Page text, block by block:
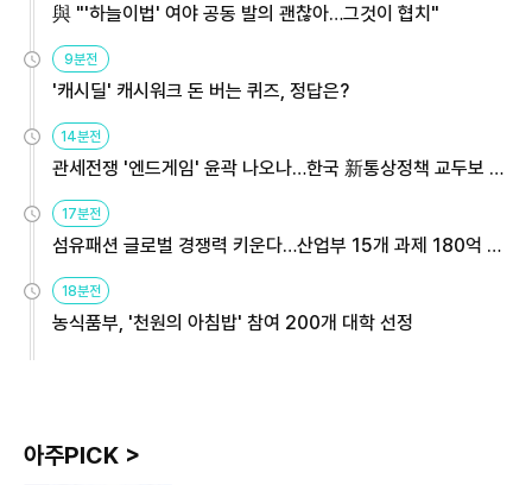
與 "'하늘이법' 여야 공동 발의 괜찮아…그것이 협치"
9분전
'캐시딜' 캐시워크 돈 버는 퀴즈, 정답은?
14분전
관세전쟁 '엔드게임' 윤곽 나오나…한국 新통상정책 교두보 활
용해야
17분전
섬유패션 글로벌 경쟁력 키운다…산업부 15개 과제 180억 지
원
18분전
농식품부, '천원의 아침밥' 참여 200개 대학 선정
아주PICK >